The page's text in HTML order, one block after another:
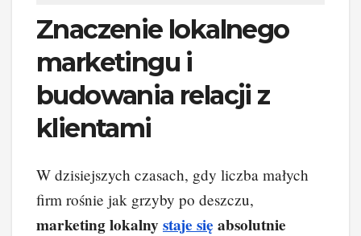
Znaczenie lokalnego
marketingu i
budowania relacji z
klientami
W dzisiejszych czasach, gdy liczba małych
firm rośnie jak grzyby po deszczu,
marketing lokalny staje się absolutnie